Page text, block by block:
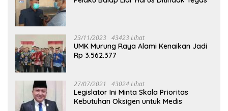
23/11/2023 43423 Lihat
UMK Murung Raya Alami Kenaikan Jadi
Rp 3.562.377
27/07/2021 43024 Lihat
Legislator Ini Minta Skala Prioritas
Kebutuhan Oksigen untuk Medis